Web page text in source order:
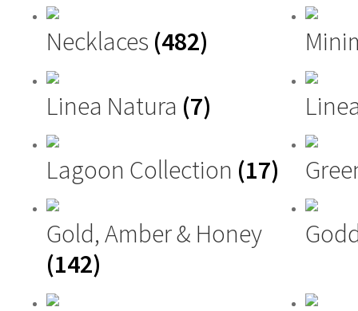
Necklaces (482)
Linea Natura (7)
Lagoon Collection (17)
Gold, Amber & Honey
(142)